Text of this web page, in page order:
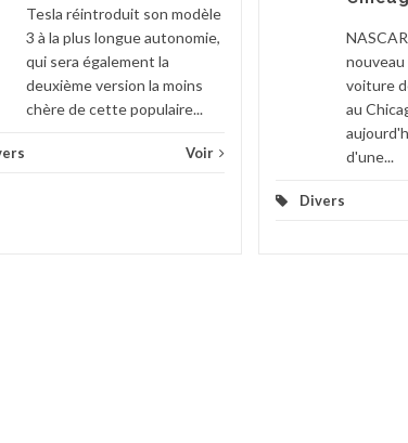
Tesla réintroduit son modèle
3 à la plus longue autonomie,
qui sera également la
deuxième version la moins
chère de cette populaire...
Voir
voiture
au
d'une...
Divers